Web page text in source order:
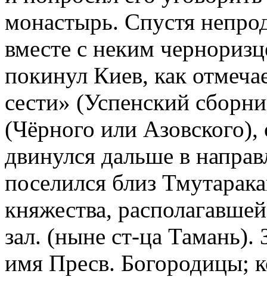
монастырь. Спустя
вместе с неким
покинул Киев, как
сести» (Успенский
(Чёрного или
двинулся дальше в
поселился близ
княжества,
зал. (ныне ст-ца
имя Пресв. Богородицы;